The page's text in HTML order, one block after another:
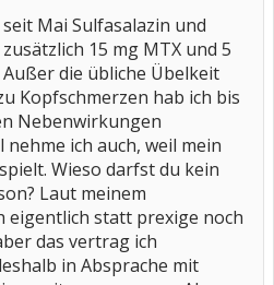
Mai Sulfasalazin und
15 mg MTX und 5
die übliche Übelkeit
Kopfschmerzen hab ich bis
Nebenwirkungen
ich auch, weil mein
Wieso darfst du kein
Laut meinem
eigentlich statt prexige noch
das vertrag ich
in Absprache mit